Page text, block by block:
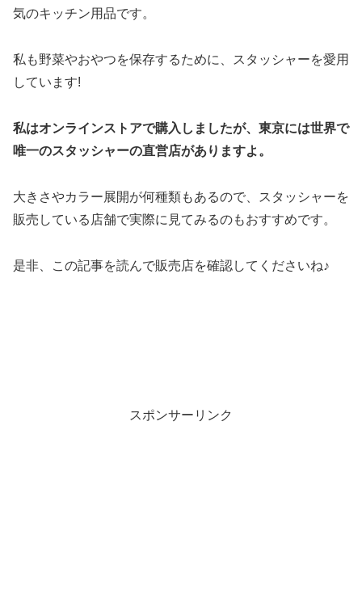
気のキッチン用品です。
私も野菜やおやつを保存するために、スタッシャーを愛用
しています!
私はオンラインストアで購入しましたが、東京には世界で
唯一のスタッシャーの直営店がありますよ。
大きさやカラー展開が何種類もあるので、スタッシャーを
販売している店舗で実際に見てみるのもおすすめです。
是非、この記事を読んで販売店を確認してくださいね♪
スポンサーリンク